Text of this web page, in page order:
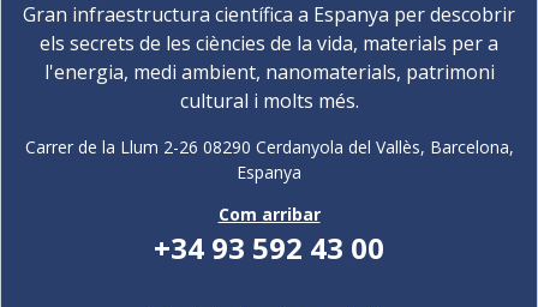
Gran infraestructura científica a Espanya per descobrir
els secrets de les ciències de la vida, materials per a
l'energia, medi ambient, nanomaterials, patrimoni
cultural i molts més.
Carrer de la Llum 2-26 08290 Cerdanyola del Vallès, Barcelona,
Espanya
Com arribar
+34 93 592 43 00